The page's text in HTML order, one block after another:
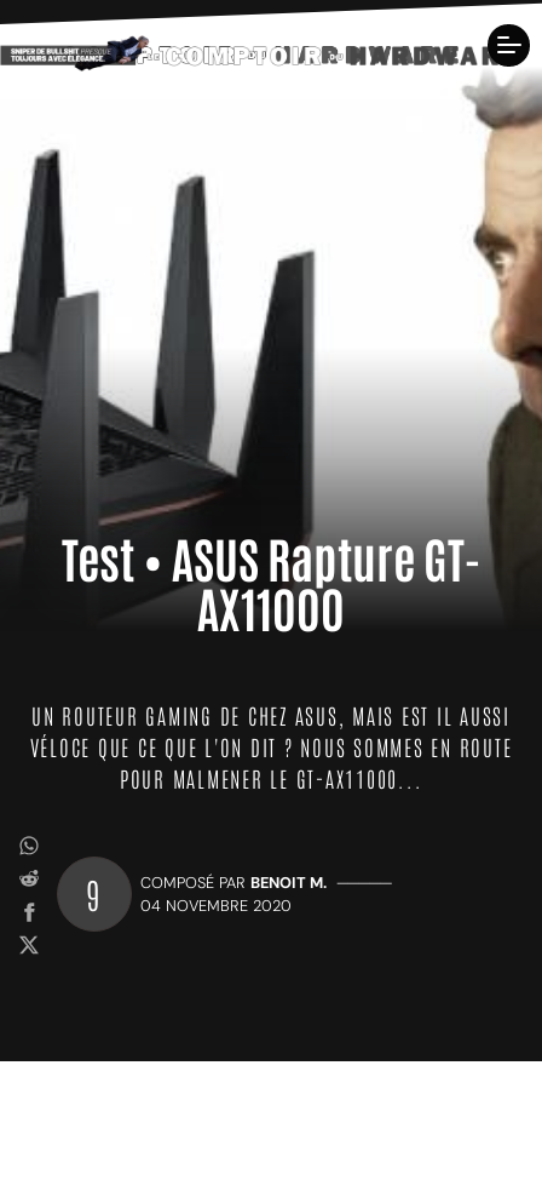
Test • ASUS Rapture GT-
AX11000
UN ROUTEUR GAMING DE CHEZ ASUS, MAIS EST IL AUSSI
VÉLOCE QUE CE QUE L'ON DIT ? NOUS SOMMES EN ROUTE
POUR MALMENER LE GT-AX11000...
9 COMPOSÉ PAR BENOIT M. —————
04 NOVEMBRE 2020